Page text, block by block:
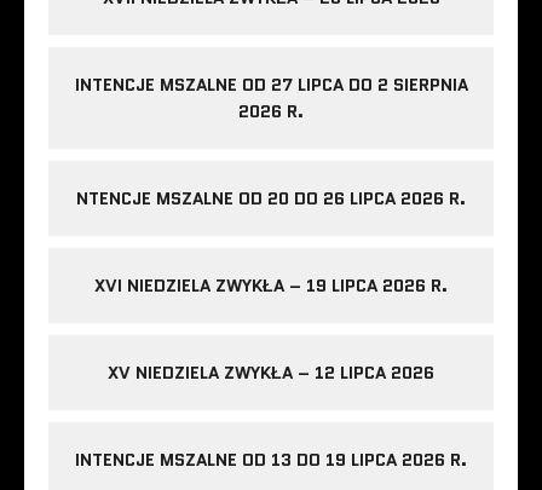
INTENCJE MSZALNE OD 27 LIPCA DO 2 SIERPNIA
2026 R.
NTENCJE MSZALNE OD 20 DO 26 LIPCA 2026 R.
XVI NIEDZIELA ZWYKŁA – 19 LIPCA 2026 R.
XV NIEDZIELA ZWYKŁA – 12 LIPCA 2026
INTENCJE MSZALNE OD 13 DO 19 LIPCA 2026 R.